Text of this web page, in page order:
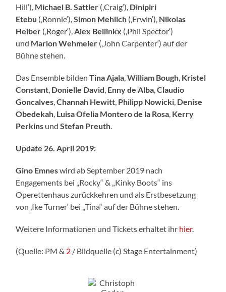
Hill‘), Michael B. Sattler (‚Craig‘), Dinipiri
Etebu (‚Ronnie‘),Simon Mehlich (‚Erwin‘), Nikolas
Heiber (‚Roger‘), Alex Bellinkx (‚Phil Spector‘)
und MarlonWehmeier (‚John Carpenter‘) auf der
Bühne stehen.
Das Ensemble bildenTina Ajala ,William Bough Kristel
Constant Donielle David Ennyde Alba ,Claudio
Goncalves ,Channah Hewitt Philipp Nowicki Denise
Obedekah LuisaOfelia Monterode la Rosa Kerry
Perkins undStefan Preuth
Update 26. April 2019:
Gino Emneswird ab September 2019 nach
Engagements bei „Rocky“ & „Kinky Boots“ ins
Operettenhaus zurückkehren und als Erstbesetzung
von ‚Ike Turner‘ bei „Tina“ auf der Bühne stehen.
Weitere Informationen und Tickets erhaltet ihr hier.
(Quelle: PM & 2 / Bildquelle (c) Stage Entertainment)